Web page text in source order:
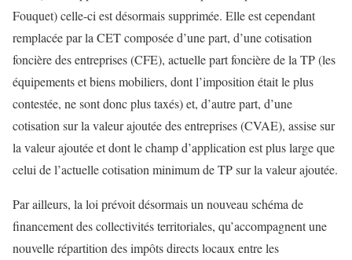
Fouquet) celle-ci est désormais supprimée. Elle est cependant
remplacée par la CET composée d’une part, d’une cotisation
foncière des entreprises (CFE), actuelle part foncière de la TP (les
équipements et biens mobiliers, dont l’imposition était le plus
contestée, ne sont donc plus taxés) et, d’autre part, d’une
cotisation sur la valeur ajoutée des entreprises (CVAE), assise sur
la valeur ajoutée et dont le champ d’application est plus large que
celui de l’actuelle cotisation minimum de TP sur la valeur ajoutée.
Par ailleurs, la loi prévoit désormais un nouveau schéma de
financement des collectivités territoriales, qu’accompagnent une
nouvelle répartition des impôts directs locaux entre les